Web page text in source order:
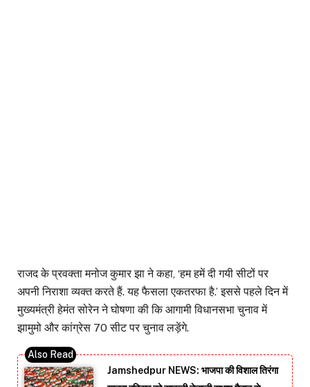
राजद के प्रवक्ता मनोज कुमार झा ने कहा, ‘हम हमें दी गयी सीटों पर
अपनी निराशा व्यक्त करते हैं. यह फैसला एकतरफा है.’ इससे पहले दिन में
मुख्यमंत्री हेमंत सोरेन ने घोषणा की कि आगामी विधानसभा चुनाव में
झामुमो और कांग्रेस 70 सीट पर चुनाव लड़ेंगे.
Jamshedpur NEWS: भाजपा की विशाल तिरंगा